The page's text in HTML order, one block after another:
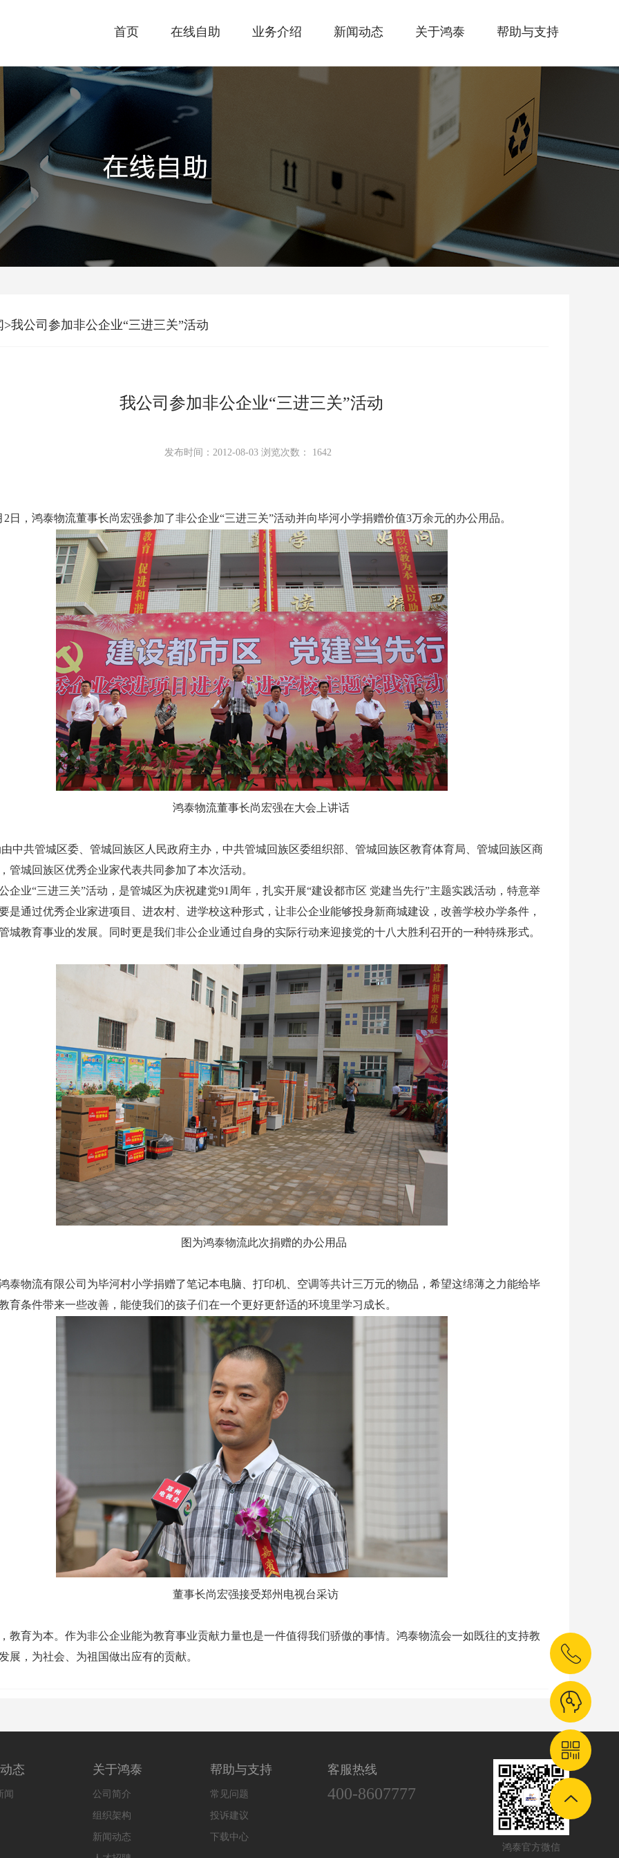
首页 在线自助 业务介绍 新闻动态 关于鸿泰 帮助与支持
>我公司参加非公企业“三进三关”活动
我公司参加非公企业“三进三关”活动
发布时间：2012-08-03 浏览次数： 1642
2日，鸿泰物流董事长尚宏强参加了非公企业“三进三关”活动并向毕河小学捐赠价值3万余元的办公用品。
鸿泰物流董事长尚宏强在大会上讲话
中共管城区委、管城回族区人民政府主办，中共管城回族区委组织部、管城回族区教育体育局、管城回族区商
管城回族区优秀企业家代表共同参加了本次活动。
企业“三进三关”活动，是管城区为庆祝建党91周年，扎实开展“建设都市区 党建当先行”主题实践活动，特意举
是通过优秀企业家进项目、进农村、进学校这种形式，让非公企业能够投身新商城建设，改善学校办学条件，
城教育事业的发展。同时更是我们非公企业通过自身的实际行动来迎接党的十八大胜利召开的一种特殊形式。
图为鸿泰物流此次捐赠的办公用品
泰物流有限公司为毕河村小学捐赠了笔记本电脑、打印机、空调等共计三万元的物品，希望这绵薄之力能给毕
育条件带来一些改善，能使我们的孩子们在一个更好更舒适的环境里学习成长。
董事长尚宏强接受郑州电视台采访
教育为本。作为非公企业能为教育事业贡献力量也是一件值得我们骄傲的事情。鸿泰物流会一如既往的支持教
展，为社会、为祖国做出应有的贡献。
态
闻
关于鸿泰
公司简介
组织架构
新闻动态
帮助与支持
常见问题
投诉建议
下载中心
客服热线
400-8607777
鸿泰官方微信